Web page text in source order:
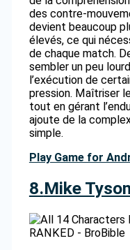
des contre-
devient beaucoup
élevés, ce qui
de chaque match.
sembler un peu
l’exécution de
pression. Maîtriser
tout en gérant
ajoute de la
simple.
Play Game for
8.Mike